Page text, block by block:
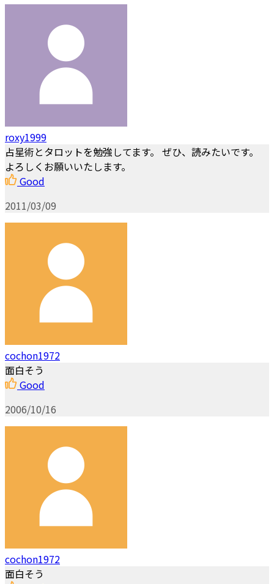
roxy1999
占星術とタロットを勉強してます。 ぜひ、読みたいです。
よろしくお願いいたします。
Good
2011/03/09
cochon1972
面白そう
Good
2006/10/16
cochon1972
面白そう